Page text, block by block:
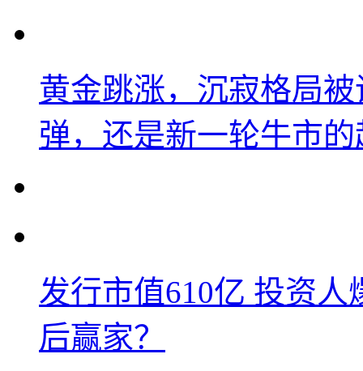
黄金跳涨，沉寂格局
弹，还是新一轮牛市
发行市值610亿 投资
后赢家？